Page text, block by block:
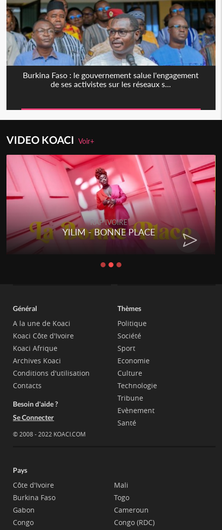
Burkina Faso : le gouvernement salue l'engagement
de ses activistes sur les réseaux s...
VIDEO KOACIVoir+
RAP IVOIRE
YILIM - BONNE PLACE
Général
A la une de Koaci
Koaci Côte d'Ivoire
Koaci Afrique
Archives Koaci
Conditions d'utilisation
Contacts
Besoin d'aide ?
Se Connecter
© 2008 - 2022 KOACI.COM
Thèmes
Politique
Société
Sport
Economie
Culture
Technologie
Tribune
Evènement
Santé
Pays
Côte d'Ivoire
Burkina Faso
Gabon
Congo
Mali
Togo
Cameroun
Congo (RDC)